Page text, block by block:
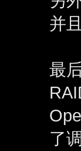
并
最
了